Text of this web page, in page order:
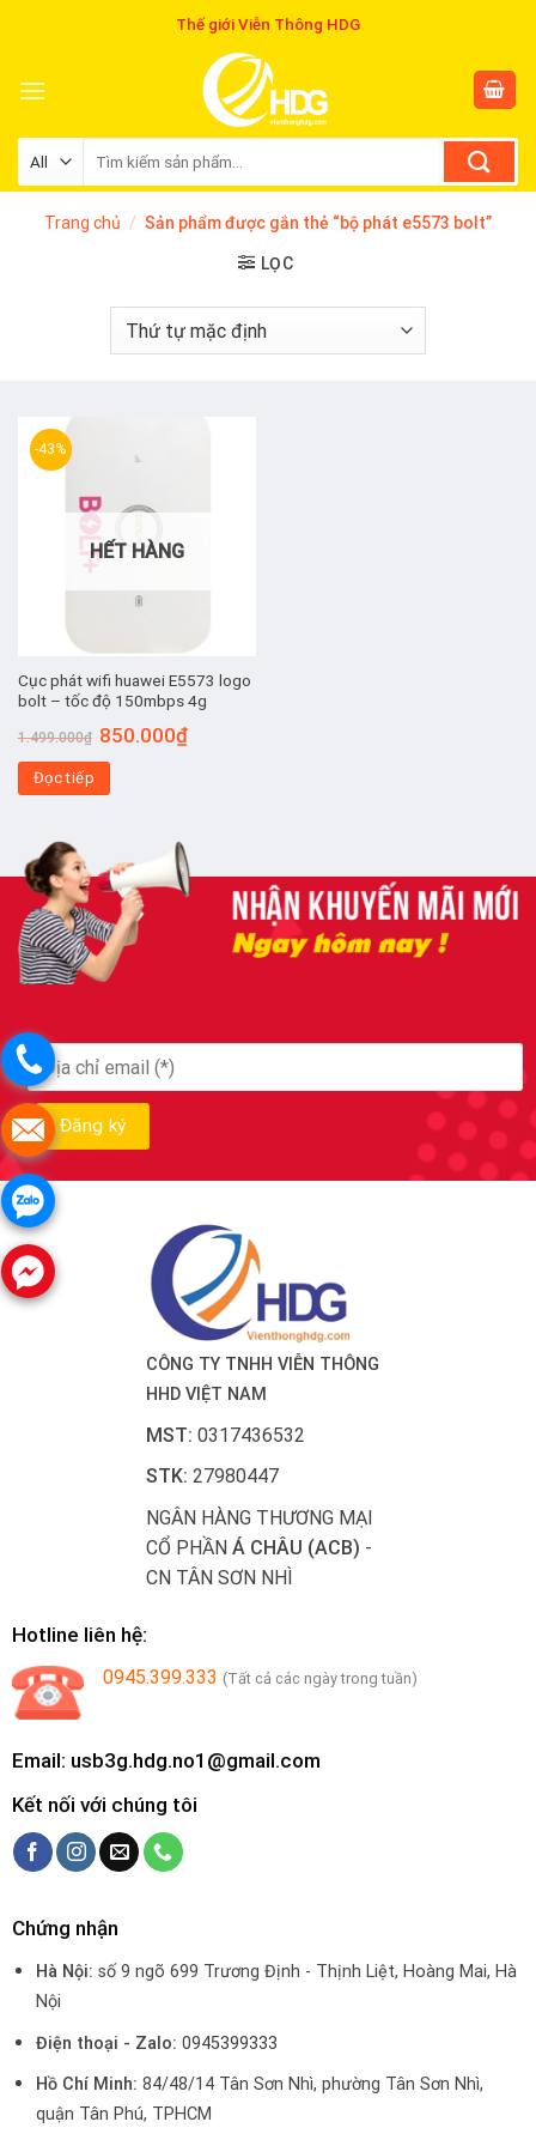
Thế giới Viễn Thông HDG
Trang chủ / Sản phẩm được gắn thẻ “bộ phát e5573 bolt”
LỌC
-43%
HẾT HÀNG
Cục phát wifi huawei E5573 logo
bolt – tốc độ 150mbps 4g
1.499.000₫ Giá
gốc
là:
850.000₫Giá
Đọc tiếp
CÔNG TY TNHH VIỄN THÔNG
HHD VIỆT NAM
MST: 0317436532
STK: 27980447
NGÂN HÀNG THƯƠNG MẠI
CỔ PHẦN Á CHÂU (ACB) -
CN TÂN SƠN NHÌ
Hotline liên hệ:
0945.399.333 (Tất cả các ngày trong tuần)
Email: usb3g.hdg.no1@gmail.com
Kết nối với chúng tôi
Chứng nhận
Hà Nội:số 9 ngõ 699 Trương Định - Thịnh Liệt, Hoàng Mai, Hà
Nội
Điện thoại - Zalo: 0945399333
Hồ Chí Minh: 84/48/14 Tân Sơn Nhì, phường Tân Sơn Nhì,
quận Tân Phú, TPHCM